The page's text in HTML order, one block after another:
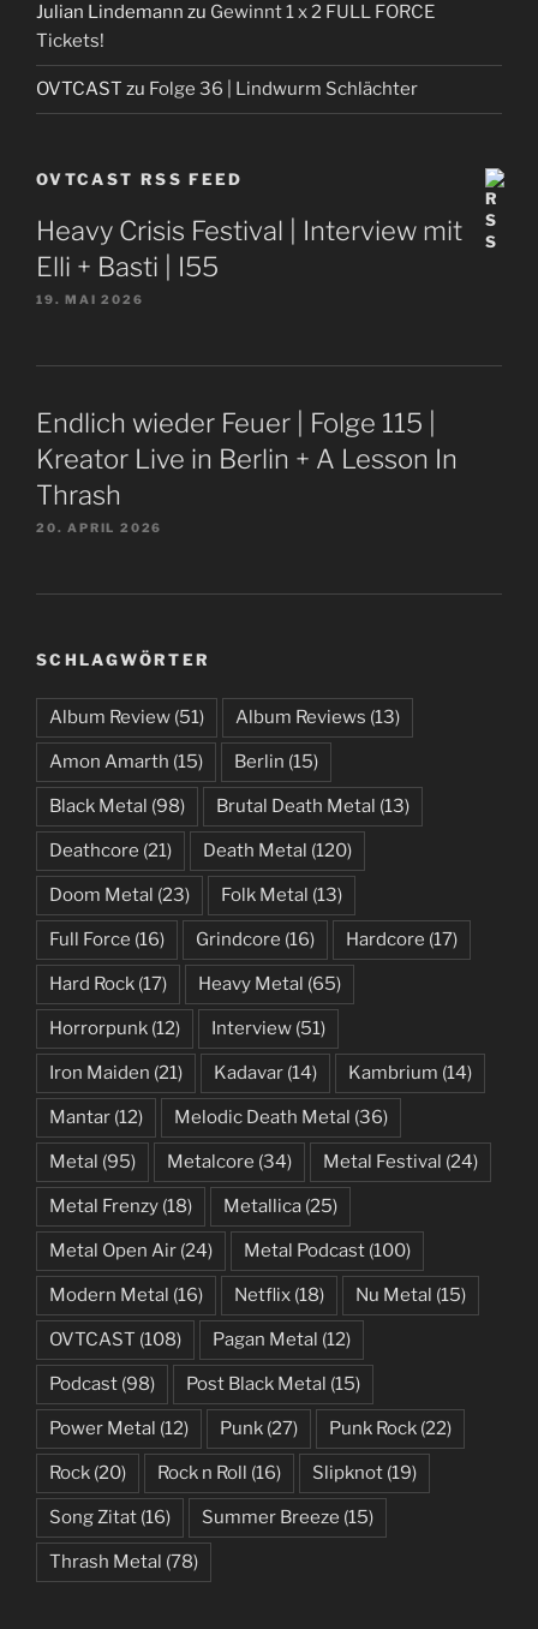
Julian Lindemann zu Gewinnt 1 x 2 FULL FORCE
Tickets!
OVTCAST zu Folge 36 | Lindwurm Schlächter
OVTCAST RSS FEED
Heavy Crisis Festival | Interview mit
Elli + Basti | I55
19. MAI 2026
Endlich wieder Feuer | Folge 115 |
Kreator Live in Berlin + A Lesson In
Thrash
20. APRIL 2026
SCHLAGWÖRTER
Album Review (51) Album Reviews (13)
Amon Amarth (15) Berlin (15)
Black Metal (98) Brutal Death Metal (13)
Deathcore (21) Death Metal (120)
Doom Metal (23) Folk Metal (13)
Full Force (16) Grindcore (16) Hardcore (17)
Hard Rock (17) Heavy Metal (65)
Horrorpunk (12) Interview (51)
Iron Maiden (21) Kadavar (14) Kambrium (14)
Mantar (12) Melodic Death Metal (36)
Metal (95) Metalcore (34) Metal Festival (24)
Metal Frenzy (18) Metallica (25)
Metal Open Air (24) Metal Podcast (100)
Modern Metal (16) Netflix (18) Nu Metal (15)
OVTCAST (108) Pagan Metal (12)
Podcast (98) Post Black Metal (15)
Power Metal (12) Punk (27) Punk Rock (22)
Rock (20) Rock n Roll (16) Slipknot (19)
Song Zitat (16) Summer Breeze (15)
Thrash Metal (78)